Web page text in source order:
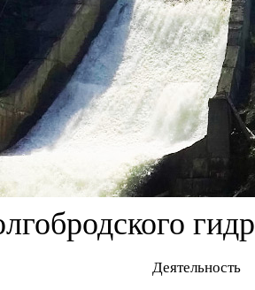
Деятельность